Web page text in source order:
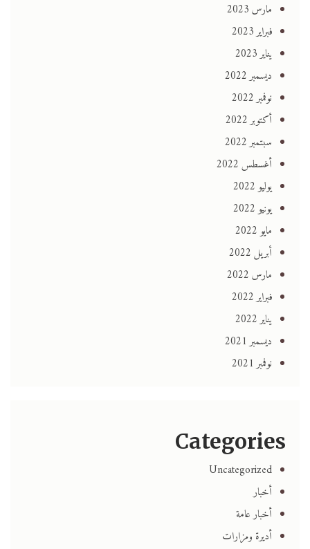
مارس 2023
فبراير 2023
يناير 2023
ديسمبر 2022
نوفمبر 2022
أكتوبر 2022
سبتمبر 2022
أغسطس 2022
يوليو 2022
يونيو 2022
مايو 2022
أبريل 2022
مارس 2022
فبراير 2022
يناير 2022
ديسمبر 2021
نوفمبر 2021
Categories
Uncategorized
أخبار
أخبار عامة
أديرة ومزارات